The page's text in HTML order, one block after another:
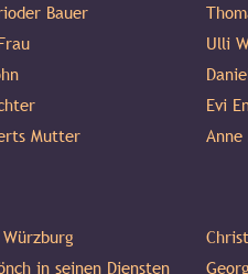
Bauer
Ulli
Evi
Mutter
in seinen Diensten